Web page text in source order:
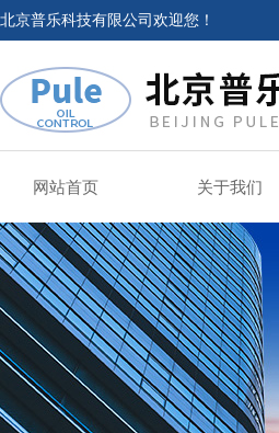
北京普乐科技有限公司欢迎您！
网站首页 关于我们